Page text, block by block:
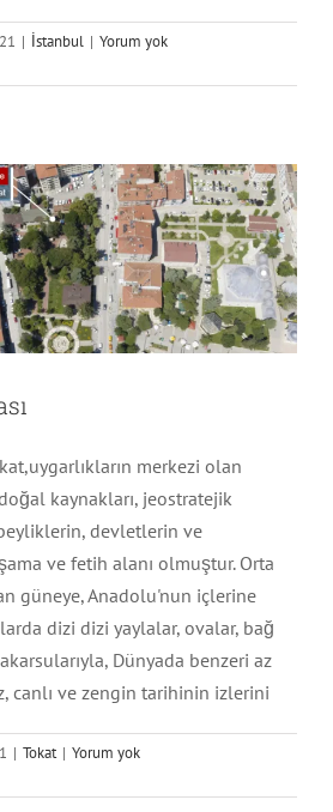
| İstanbul | Yorum yok
Şehir Atlası
merkezi olan
kaynakları, jeostratejik
devletlerin ve
ve fetih alanı olmuştur. Orta
güneye, Anadolu'nun içlerine
dizi dizi yaylalar, ovalar, bağ
Dünyada benzeri az
canlı ve zengin tarihinin izlerini
| Tokat | Yorum yok
Şehir Atlası